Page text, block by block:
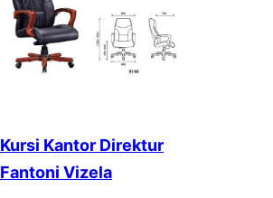
Kursi Kantor Direktur
Fantoni Vizela